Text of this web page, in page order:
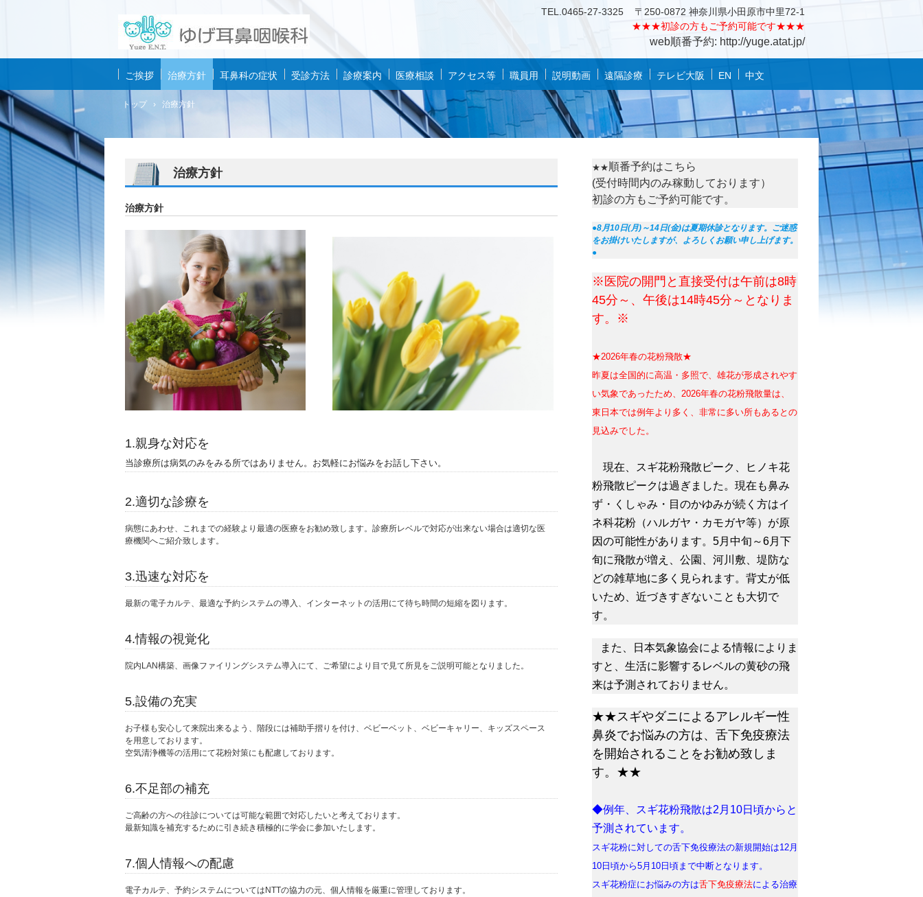
TEL. 0465-27-3325
〒250-0872 神奈川県小田原市中里72-1
★★★初診の方もご予約可能です★★★
web順番予約: http://yuge.atat.jp/
ご挨拶 治療方針 耳鼻科の症状 受診方法 診療案内 医療相談 アクセス等 職員用 説明動画 遠隔診療 テレビ大阪 EN 中文
トップ › 治療方針
治療方針
治療方針
1.親身な対応を
当診療所は病気のみをみる所ではありません。お気軽にお悩みをお話し下さい。
2.適切な診療を
病態にあわせ、これまでの経験より最適の医療をお勧め致します。診療所レベルで対応が出来ない場合は適切な医
療機関へご紹介致します。
3.迅速な対応を
最新の電子カルテ、最適な予約システムの導入、インターネットの活用にて待ち時間の短縮を図ります。
4.情報の視覚化
院内LAN構築、画像ファイリングシステム導入にて、ご希望により目で見て所見をご説明可能となりました。
5.設備の充実
お子様も安心して来院出来るよう、階段には補助手摺りを付け、ベビーベット、ベビーキャリー、キッズスペース
を用意しております。
空気清浄機等の活用にて花粉対策にも配慮しております。
6.不足部の補充
ご高齢の方への往診については可能な範囲で対応したいと考えております。
最新知識を補充するために引き続き積極的に学会に参加いたします。
7.個人情報への配慮
電子カルテ、予約システムについてはNTTの協力の元、個人情報を厳重に管理しております。
★★順番予約はこちら
(受付時間内のみ稼動しております）
初診の方もご予約可能です。
●8月10日(月)～14日(金)は夏期休診となります。ご迷惑
をお掛けいたしますが、よろしくお願い申し上げます。
●
※医院の開門と直接受付は午前は8時
45分～、午後は14時45分～となりま
す。※
★2026年春の花粉飛散★
昨夏は全国的に高温・多照で、雄花が形成されやす
い気象であったため、 2026年春の花粉飛散量は、
東日本では例年より多く、非常に多い所もあるとの
見込みでした。
現在、スギ花粉飛散ピーク、ヒノキ花
粉飛散ピークは過ぎました。現在も鼻み
ず・くしゃみ・目のかゆみが続く方はイ
ネ科花粉（ハルガヤ・カモガヤ等）が原
因の可能性があります。5月中旬～6月下
旬に飛散が増え、公園、河川敷、堤防な
どの雑草地に多く見られます。背丈が低
いため、近づきすぎないことも大切で
す。
また、日本気象協会による情報によりま
すと、生活に影響するレベルの黄砂の飛
来は予測されておりません。
★★スギやダニによるアレルギー性
鼻炎でお悩みの方は、舌下免疫療法
を開始されることをお勧め致しま
す。★★
◆例年、スギ花粉飛散は2月10日頃からと
予測されています。
スギ花粉に対しての舌下免役療法の新規開始は12月
10日頃から5月10日頃まで中断となります。
スギ花粉症にお悩みの方は舌下免疫療法による治療